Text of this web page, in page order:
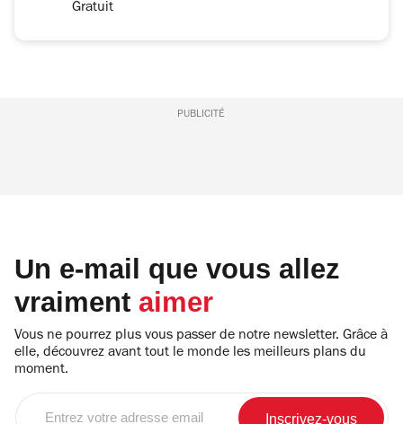
Gratuit
PUBLICITÉ
Un e-mail que vous allez
vraiment aimer
Vous ne pourrez plus vous passer de notre newsletter. Grâce à
elle, découvrez avant tout le monde les meilleurs plans du
moment.